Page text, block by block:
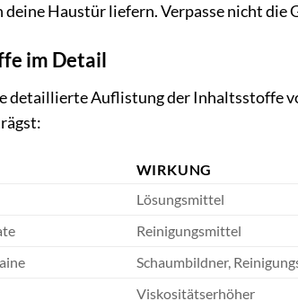
deine Haustür liefern. Verpasse nicht
im Detail
detaillierte Auflistung der Inhaltsstoffe
WIRKUNG
Lösungsmittel
Reinigungsmittel
Schaumbildner,
Viskositätserhöher